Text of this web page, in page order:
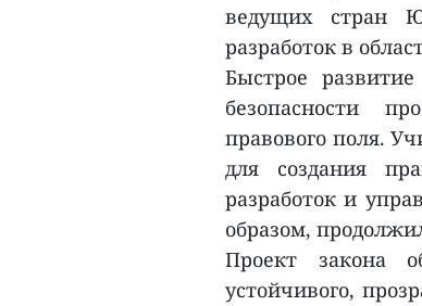
ведущих стран
разработок в
Быстрое
безопасности
правового поля.
для создания
разработок и
образом,
Проект закона
устойчивого,